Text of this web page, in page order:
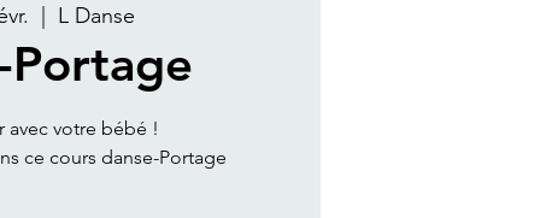
  |
L Danse
Portage
avec votre bébé !
ce cours danse-Portage